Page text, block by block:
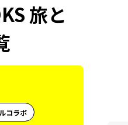
旅と
コラボ